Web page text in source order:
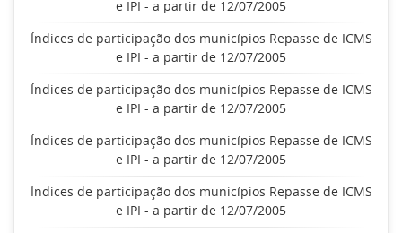
e IPI - a partir de 12/07/2005
Índices de participação dos municípios Repasse de ICMS
e IPI - a partir de 12/07/2005
Índices de participação dos municípios Repasse de ICMS
e IPI - a partir de 12/07/2005
Índices de participação dos municípios Repasse de ICMS
e IPI - a partir de 12/07/2005
Índices de participação dos municípios Repasse de ICMS
e IPI - a partir de 12/07/2005